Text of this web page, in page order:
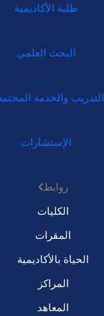
طلبة الأكاديمية
البحث العلمي
التدريب والخدمة
الإستشارات
روابط
الكليات
المقرات
الحياة بالأكاديمية
المراكز
المعاهد